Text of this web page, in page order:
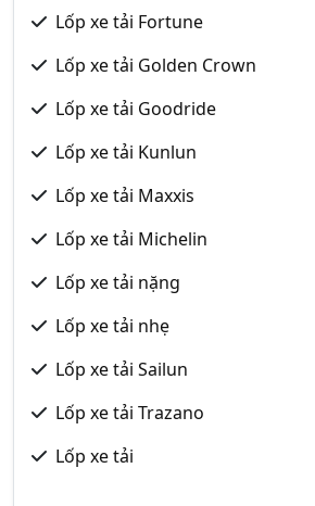
Lốp xe tải Fortune
Lốp xe tải Golden Crown
Lốp xe tải Goodride
Lốp xe tải Kunlun
Lốp xe tải Maxxis
Lốp xe tải Michelin
Lốp xe tải nặng
Lốp xe tải nhẹ
Lốp xe tải Sailun
Lốp xe tải Trazano
Lốp xe tải